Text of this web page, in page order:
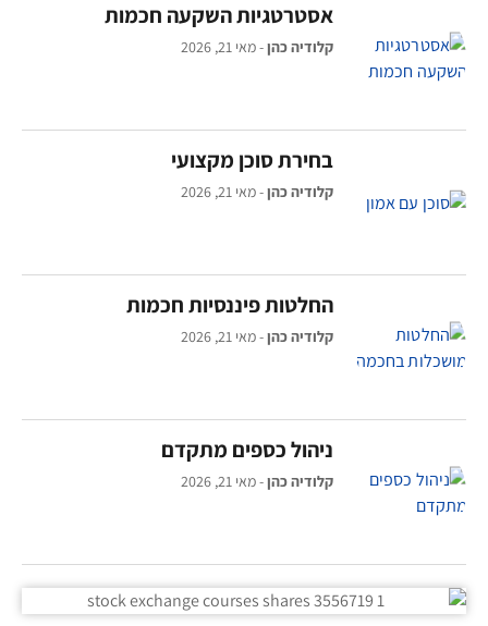
אסטרטגיות השקעה חכמות
קלודיה כהן מאי 21, 2026
בחירת סוכן מקצועי
קלודיה כהן מאי 21, 2026
החלטות פיננסיות חכמות
קלודיה כהן מאי 21, 2026
ניהול כספים מתקדם
קלודיה כהן מאי 21, 2026